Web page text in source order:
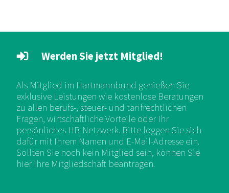
Werden Sie jetzt Mitglied!
Als Mitglied im Hartmannbund genießen Sie
exklusive Leistungen wie kostenlose Beratungen
zu allen berufs-, steuer- und tarifrechtlichen
Fragen, wirtschaftliche Vorteile oder Ihr
persönliches HB-Netzwerk. Bitte loggen Sie sich
dafür mit Ihrem Namen und E-Mail-Adresse ein.
Sollten Sie noch kein Mitglied sein, können Sie
hier Ihre Mitgliedschaft beantragen.